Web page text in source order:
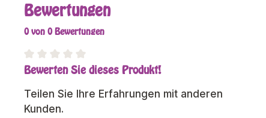
Bewertungen
0 von 0 Bewertungen
Durchschnittliche Bewertung von 0 von 5 Sternen
Bewerten Sie dieses Produkt!
Teilen Sie Ihre Erfahrungen mit anderen
Kunden.